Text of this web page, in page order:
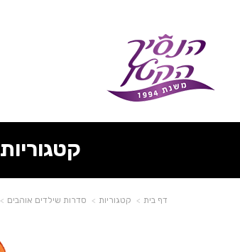
קטגוריות
דף בית קטגוריות סדרות שילדים אוהבים